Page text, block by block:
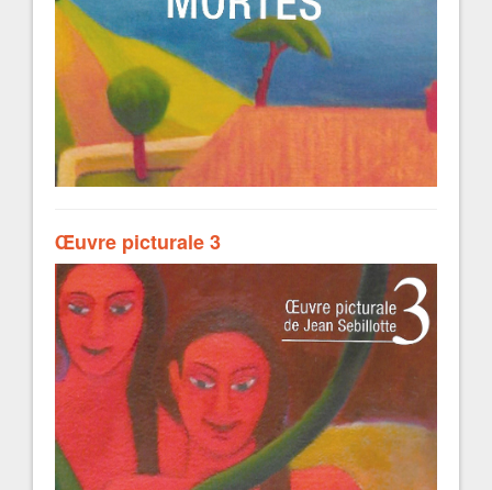
Œuvre picturale 3